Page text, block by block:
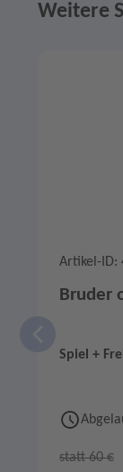
Weitere
Artikel-ID:
Bruder
Spiel +
statt 60 €